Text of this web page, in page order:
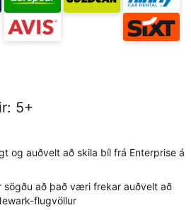
: 5+
og auðvelt að skila bíl frá Enterprise á
sögðu að það væri frekar auðvelt að
flugvöllur